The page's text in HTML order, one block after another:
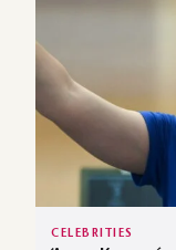
CELEBRITIES